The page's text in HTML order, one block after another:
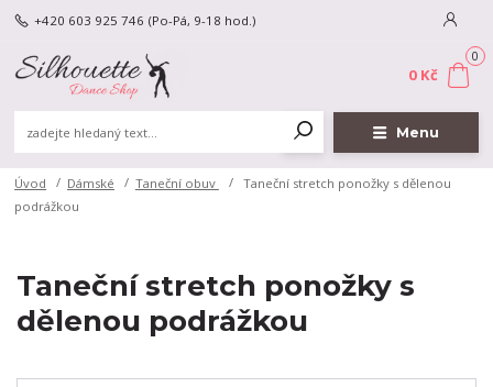
Menu
+420 603 925 746 (Po-Pá, 9-18 hod.)
0
0 Kč
Úvod Dámské Taneční obuv
Taneční stretch ponožky s dělenou
podrážkou
Taneční stretch ponožky s
dělenou podrážkou